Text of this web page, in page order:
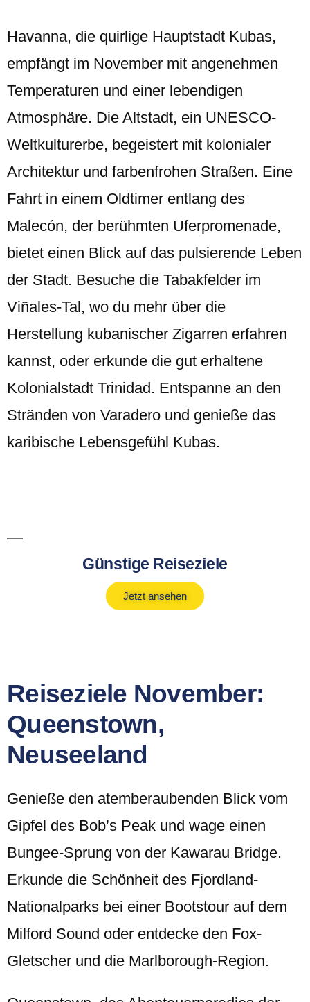
Havanna, die quirlige Hauptstadt Kubas,
empfängt im November mit angenehmen
Temperaturen und einer lebendigen
Atmosphäre. Die Altstadt, ein UNESCO-
Weltkulturerbe, begeistert mit kolonialer
Architektur und farbenfrohen Straßen. Eine
Fahrt in einem Oldtimer entlang des
Malecón, der berühmten Uferpromenade,
bietet einen Blick auf das pulsierende Leben
der Stadt. Besuche die Tabakfelder im
Viñales-Tal, wo du mehr über die
Herstellung kubanischer Zigarren erfahren
kannst, oder erkunde die gut erhaltene
Kolonialstadt Trinidad. Entspanne an den
Stränden von Varadero und genieße das
karibische Lebensgefühl Kubas.
Günstige Reiseziele
Jetzt ansehen
Reiseziele November:
Queenstown,
Neuseeland
Genieße den atemberaubenden Blick vom
Gipfel des Bob’s Peak und wage einen
Bungee-Sprung von der Kawarau Bridge.
Erkunde die Schönheit des Fjordland-
Nationalparks bei einer Bootstour auf dem
Milford Sound oder entdecke den Fox-
Gletscher und die Marlborough-Region.